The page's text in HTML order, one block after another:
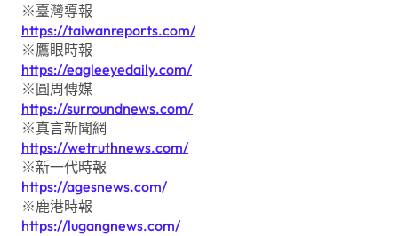
※臺灣導報
https://taiwanreports.com/
※鷹眼時報
https://eagleeyedaily.com/
※圓周傳媒
https://surroundnews.com/
※真言新聞網
https://wetruthnews.com/
※新一代時報
https://agesnews.com/
※鹿港時報
https://lugangnews.com/